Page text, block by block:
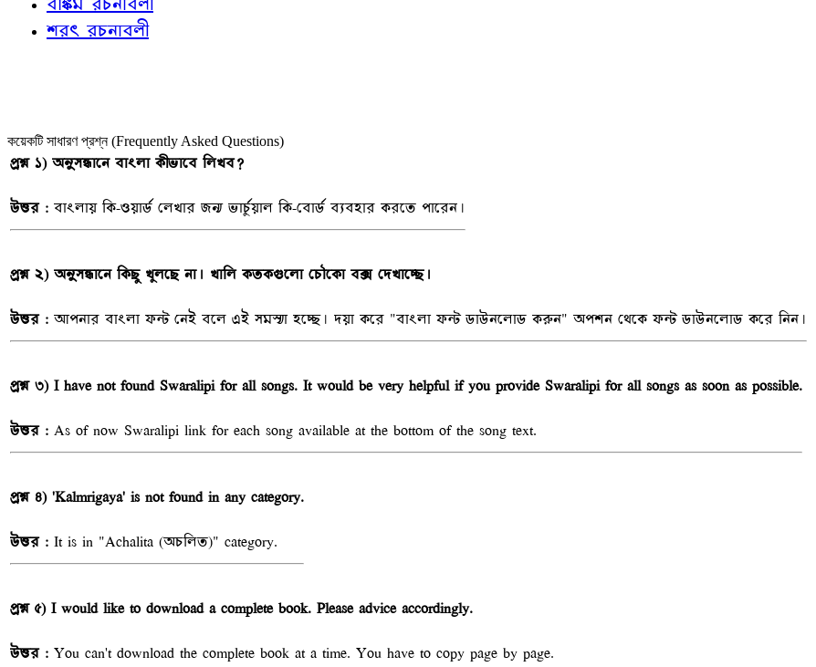
শরৎ রচনাবলী
কয়েকটি সাধারণ প্রশ্ন (Frequently Asked Questions)
প্রশ্ন ১) অনুসন্ধানে বাংলা কীভাবে লিখব?
উত্তর : বাংলায় কি-ওয়ার্ড লেখার জন্য ভার্চুয়াল কি-বোর্ড ব্যবহার করতে পারেন।
প্রশ্ন ২) অনুসন্ধানে কিছু খুলছে না। খালি কতকগুলো চৌকো বক্স দেখাচ্ছে।
উত্তর : আপনার বাংলা ফন্ট নেই বলে এই সমস্যা হচ্ছে। দয়া করে "বাংলা ফন্ট ডাউনলোড করুন" অপশন থেকে ফন্ট ডাউনলোড করে নিন।
প্রশ্ন ৩) I have not found Swaralipi for all songs. It would be very helpful if you provide Swaralipi for all songs as soon as possible.
উত্তর : As of now Swaralipi link for each song available at the bottom of the song text.
প্রশ্ন ৪) 'Kalmrigaya' is not found in any category.
উত্তর : It is in "Achalita (অচলিত)" category.
প্রশ্ন ৫) I would like to download a complete book. Please advice accordingly.
উত্তর : You can't download the complete book at a time. You have to copy page by page.